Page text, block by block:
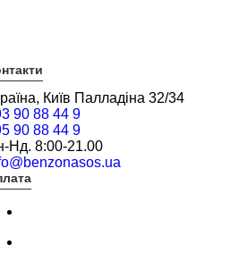
Київ Палладіна 32/34
90 88 44 9
90 88 44 9
Нд. 8:00-21.00